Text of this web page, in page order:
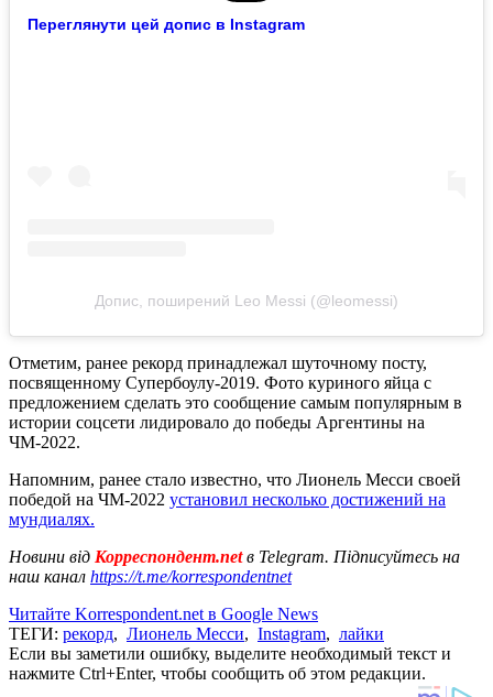
Переглянути цей допис в Instagram
Допис, поширений Leo Messi (@leomessi)
Отметим, ранее рекорд принадлежал шуточному посту,
посвященному Супербоулу-2019. Фото куриного яйца с
предложением сделать это сообщение самым популярным в
истории соцсети лидировало до победы Аргентины на
ЧМ-2022.
Напомним, ранее стало известно, что Лионель Месси своей
победой на ЧМ-2022 установил несколько достижений на
мундиалях.
Новини від Корреспондент.netв Telegram. Підписуйтесь на
наш канал https://t.me/korrespondentnet
Читайте Korrespondent.net в Google News
ТЕГИ: рекорд, Лионель Месси, Instagram, лайки
Если вы заметили ошибку, выделите необходимый текст и
нажмите Ctrl+Enter, чтобы сообщить об этом редакции.